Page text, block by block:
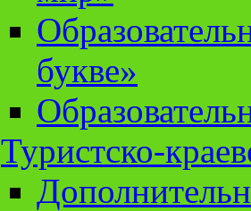
букве»
Туристско-